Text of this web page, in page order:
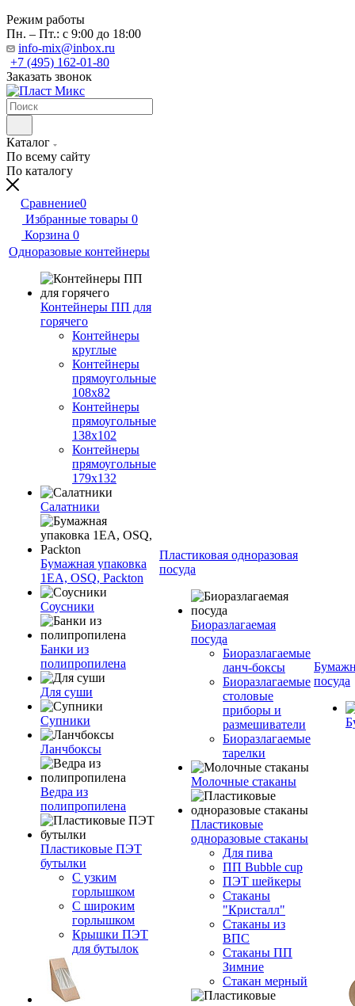
Режим работы
Пн. – Пт.: с 9:00 до 18:00
info-mix@inbox.ru
+7 (495) 162-01-80
Заказать звонок
Каталог
По всему сайту
По каталогу
Сравнение0
Избранные товары 0
Корзина 0
Одноразовые контейнеры
Контейнеры ПП для
горячего
Контейнеры
круглые
Контейнеры
прямоугольные
108х82
Контейнеры
прямоугольные
138х102
Контейнеры
прямоугольные
179х132
Салатники
Бумажная упаковка
1ЕА, OSQ, Packton
Соусники
Банки из
полипропилена
Для суши
Супники
Ланчбоксы
Ведра из
полипропилена
Пластиковые ПЭТ
бутылки
С узким
горлышком
С широким
горлышком
Крышки ПЭТ
для бутылок
Пластиковая одноразовая
посуда
Биоразлагаемая
посуда
Биоразлагаемые
ланч-боксы
Биоразлагаемые
столовые
приборы и
размешиватели
Биоразлагаемые
тарелки
Молочные стаканы
Пластиковые
одноразовые стаканы
Для пива
ПП Bubble cup
ПЭТ шейкеры
Стаканы
"Кристалл"
Стаканы из
ВПС
Стаканы ПП
Зимние
Стакан мерный
посуда